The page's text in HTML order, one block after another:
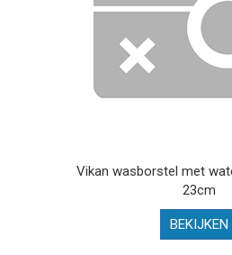
Vikan wasborstel met
23cm
BEKIJKEN